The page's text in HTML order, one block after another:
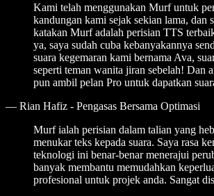
Kami telah menggunakan Murf untuk
kandungan kami sejak sekian lama, dan
katakan Murf adalah perisian TTS
ya, saya sudah cuba kebanyakannya
suara kegemaran kami bernama Ava,
seperti teman wanita jiran sebelah! Dan
pun ambil pelan Pro untuk dapatkan
— Rian Hafiz - Pengasas Bersama Optimasi
Murf ialah perisian dalam talian yang
menukar teks kepada suara. Saya rasa
teknologi ini benar-benar menerajui
banyak membantu memudahkan
profesional untuk projek anda. Sangat